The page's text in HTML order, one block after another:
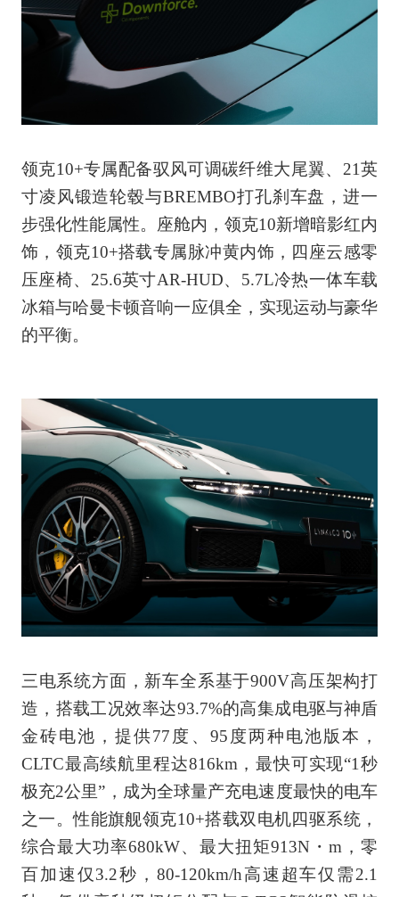
领克10+专属配备驭风可调碳纤维大尾翼、21英
寸凌风锻造轮毂与BREMBO打孔刹车盘，进一
步强化性能属性。座舱内，领克10新增暗影红内
饰，领克10+搭载专属脉冲黄内饰，四座云感零
压座椅、25.6英寸AR-HUD、5.7L冷热一体车载
冰箱与哈曼卡顿音响一应俱全，实现运动与豪华
的平衡。
三电系统方面，新车全系基于900V高压架构打
造，搭载工况效率达93.7%的高集成电驱与神盾
金砖电池，提供77度、95度两种电池版本，
CLTC最高续航里程达816km，最快可实现“1秒
极充2公里”，成为全球量产充电速度最快的电车
之一。性能旗舰领克10+搭载双电机四驱系统，
综合最大功率680kW、最大扭矩913N・m，零
百加速仅3.2秒，80-120km/h高速超车仅需2.1